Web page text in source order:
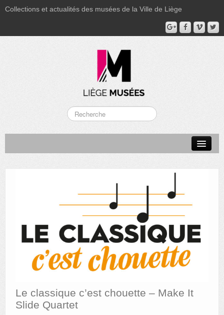
Collections et actualités des musées de la Ville de Liège
MUSÉE DU LUMINAIRE
FONDS PATRIMONIAUX
AUTRES LIEUX
ANIMATIONS DES MUSÉES
LES APPELS À PROJETS
Le classique c’est chouette – Make It
Slide Quartet